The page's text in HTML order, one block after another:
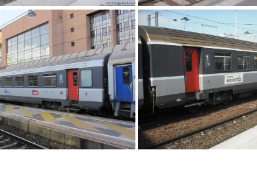
IMG 5965 IMG 3350